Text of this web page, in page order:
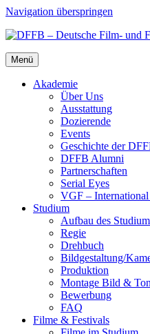
Navigation überspringen
Menü
Aka­de­mie
Über Uns
Aus­stat­tung
Dozie­ren­de
Events
Geschich­te der
DFFB Alum­ni
Part­ner­schaf­ten
Seri­al Eyes
VGF – Inter­na­tio­nal
Stu­di­um
Auf­bau des
Regie
Dreh­buch
Bildgestaltung/​​
Pro­duk­ti­on
Mon­ta­ge Bild & Ton
Bewer­bung
FAQ
Fil­me & Fes­ti­vals